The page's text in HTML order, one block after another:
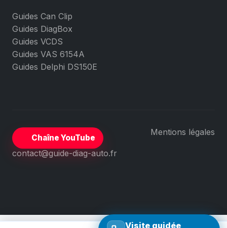
Guides Can Clip
Guides DiagBox
Guides VCDS
Guides VAS 6154A
Guides Delphi DS150E
Chaîne YouTube
Mentions légales
contact@guide-diag-auto.fr
Visite guidée